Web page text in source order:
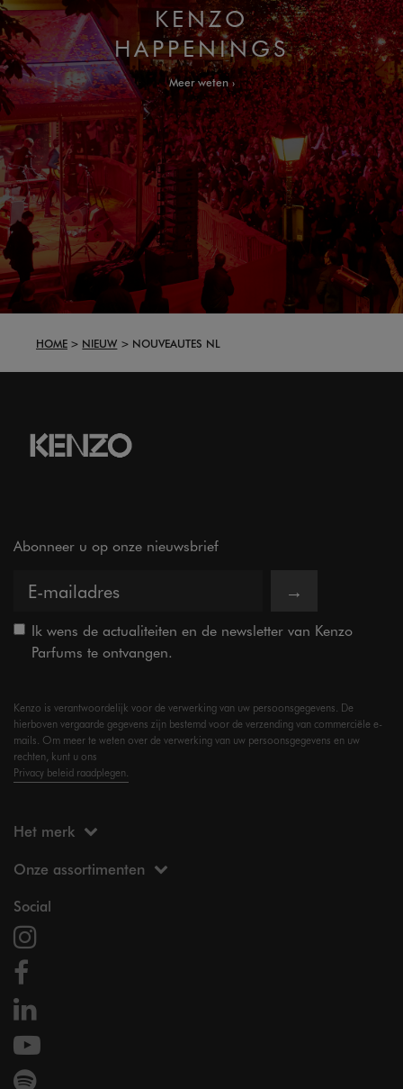
KENZO
HAPPENINGS
Meer weten
HOME NIEUW NOUVEAUTES NL
Abonneer u op onze nieuwsbrief
→
Ik wens de actualiteiten en de newsletter van Kenzo
Parfums te ontvangen.
Kenzo is verantwoordelijk voor de verwerking van uw persoonsgegevens. De
hierboven vergaarde gegevens zijn bestemd voor de verzending van commerciële e-
mails. Om meer te weten over de verwerking van uw persoonsgegevens en uw
rechten, kunt u ons
Privacy beleid raadplegen.
Het merk
Onze assortimenten
Social